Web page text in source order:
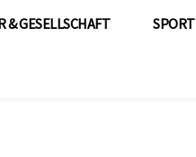
& GESELLSCHAFT SPORT